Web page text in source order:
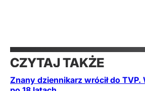
CZYTAJ TAKŻE
Znany dziennikarz wrócił do TVP.